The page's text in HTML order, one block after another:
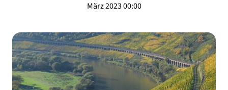
März 2023 00:00